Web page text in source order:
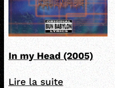
In my Head (2005)
Lire la suite